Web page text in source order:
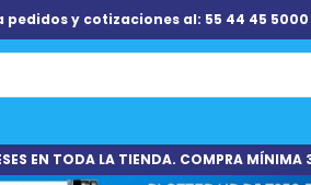
pedidos y cotizaciones al: 55 44 45 5000
EN TODA LA TIENDA. COMPRA MÍNIMA